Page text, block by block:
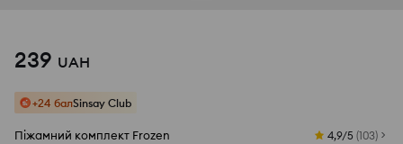
239 UAH
+24 балSinsay Club
Піжамний комплект Frozen 4,9/5 (103)